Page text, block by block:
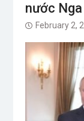
nước Nga
February 2,